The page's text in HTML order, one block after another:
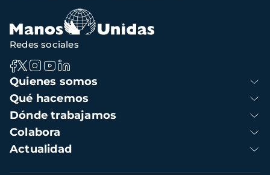
navegación
Navegación
principal
Quienes somos
Qué hacemos
Dónde trabajamos
Colabora
Actualidad
Redes sociales